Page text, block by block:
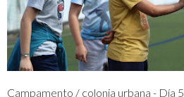
Campamento / colonia urbana - Día 5